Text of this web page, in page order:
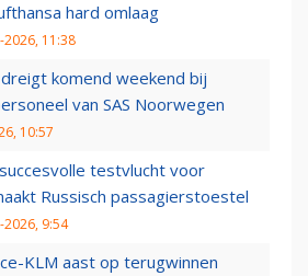
hard omlaag
2026, 11:38
komend weekend bij
van SAS Noorwegen
10:57
testvlucht voor
Russisch passagierstoestel
2026, 9:54
KLM aast op terugwinnen